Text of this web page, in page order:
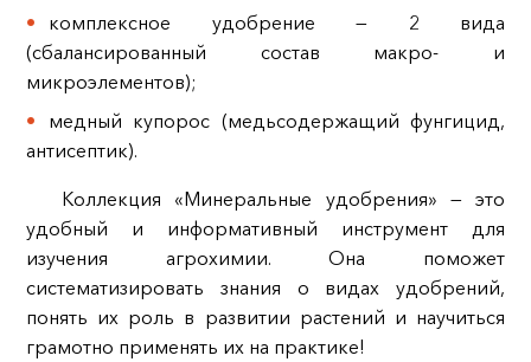
комплексное удобрение — 2 вида
(сбалансированный состав макро‑ и
микроэлементов);
медный купорос (медьсодержащий фунгицид,
антисептик).
Коллекция «Минеральные удобрения» — это
удобный и информативный инструмент для
изучения агрохимии. Она поможет
систематизировать знания о видах удобрений,
понять их роль в развитии растений и научиться
грамотно применять их на практике!